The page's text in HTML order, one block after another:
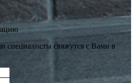
специалисты свяжутся с Вами в